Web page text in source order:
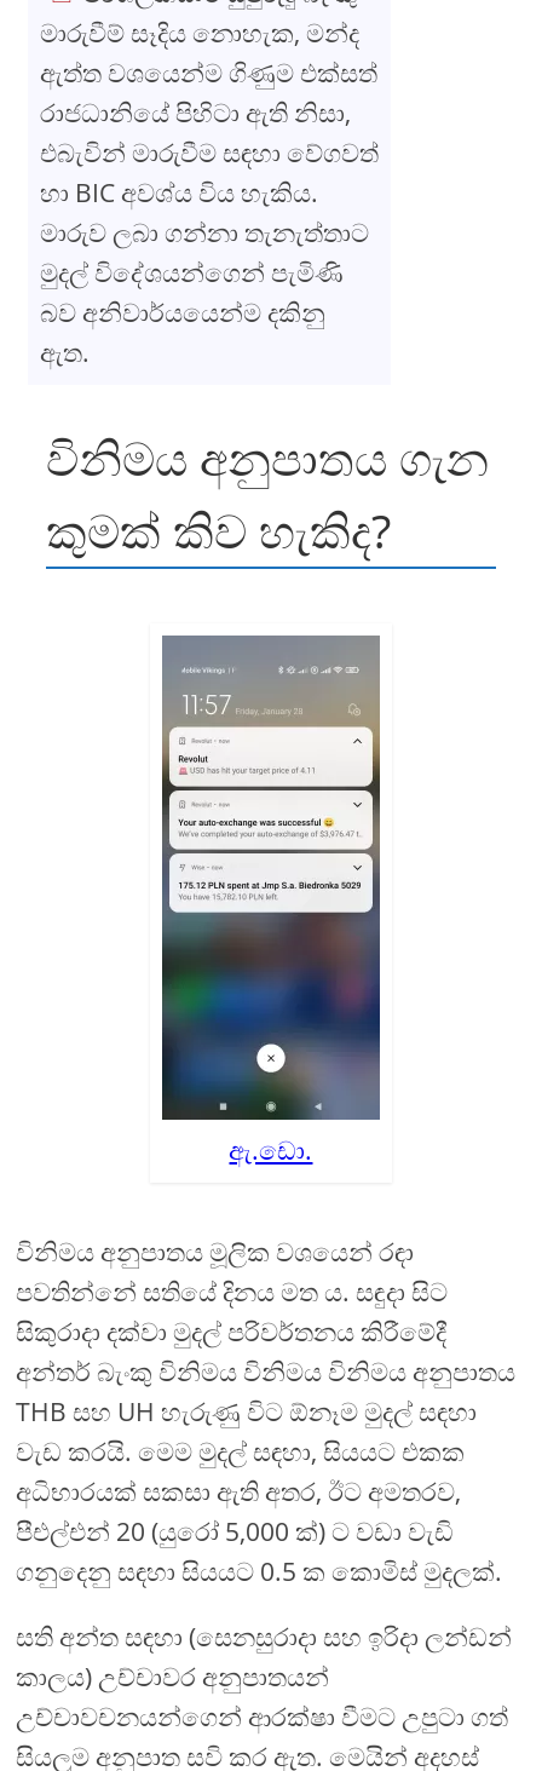
මාරුවීම් සෑදිය නොහැක, මන්ද
ඇත්ත වශයෙන්ම ගිණුම එක්සත්
රාජධානියේ පිහිටා ඇති නිසා,
එබැවින් මාරුවීම සඳහා වේගවත්
හා BIC අවශ්ය විය හැකිය.
මාරුව ලබා ගන්නා තැනැත්තාට
මුදල් විදේශයන්ගෙන් පැමිණි
බව අනිවාර්යයෙන්ම දකිනු
ඇත.
විනිමය අනුපාතය ගැන
කුමක් කිව හැකිද?
ඇ.ඩො.
විනිමය අනුපාතය මූලික වශයෙන් රඳා
පවතින්නේ සතියේ දිනය මත ය. සඳුදා සිට
සිකුරාදා දක්වා මුදල් පරිවර්තනය කිරීමේදී
අන්තර් බැංකු විනිමය විනිමය විනිමය අනුපාතය
THB සහ UH හැරුණු විට ඕනෑම මුදල් සඳහා
වැඩ කරයි. මෙම මුදල් සඳහා, සියයට එකක
අධිභාරයක් සකසා ඇති අතර, ඊට අමතරව,
පීඑල්එන් 20 (යුරෝ 5,000 ක්) ට වඩා වැඩි
ගනුදෙනු සඳහා සියයට 0.5 ක කොමිස් මුදලක්.
සති අන්ත සඳහා (සෙනසුරාදා සහ ඉරිදා ලන්ඩන්
කාලය) උච්චාවර අනුපාතයන්
උච්චාවචනයන්ගෙන් ආරක්ෂා වීමට උපුටා ගත්
සියලුම අනුපාත සවි කර ඇත. මෙයින් අදහස්